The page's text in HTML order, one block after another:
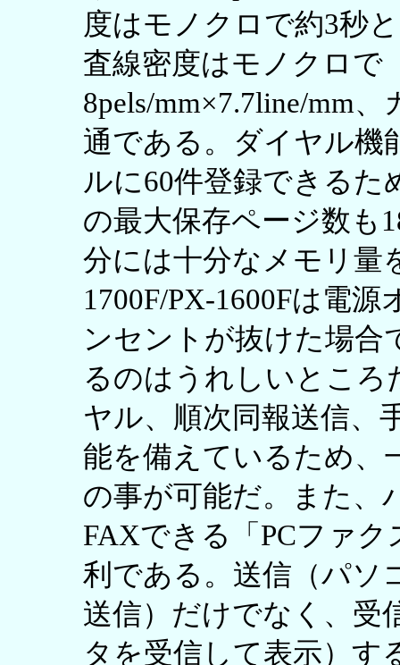
度はモノクロで約3秒
査線密度はモノクロで
8pels/mm×7.7line/mm
通である。ダイヤル機
ルに60件登録できるた
の最大保存ページ数も
分には十分なメモリ量
1700F/PX-1600Fは電
ンセントが抜けた場合
るのはうれしいところ
ヤル、順次同報送信、
能を備えているため、
の事が可能だ。また、
FAXできる「PCファ
利である。送信（パソ
送信）だけでなく、受
タを受信して表示）す